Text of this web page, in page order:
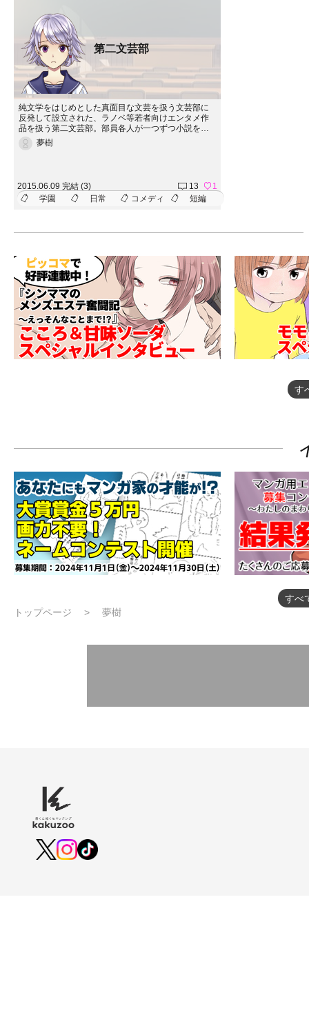
第二文芸部
純文学をはじめとした真面目な文芸を扱う文芸部に
反発して設立された、ラノベ等若者向けエンタメ作
品を扱う第二文芸部。部員各人が一つずつ小説を書
いてそれを掲載した機関誌を学祭で配布することを
目標に活動しているのだが、一年生部員、杜子春
夢樹
2015.06.09 完結 (3) 13
1
学園
日常 コメディ 短編
す
すべ
トップページ
夢樹